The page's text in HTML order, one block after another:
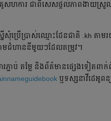
ហការ ជាពិសេស​ផ្តល់​ភាព​ងាយស្រួល​
ើប្រាស់​ឈ្មោះ​ដែនជាតិ .kh តាមរយៈ
ាមជំហាននីមួយៗដែលតម្រូវ។
ាប់ តម្លៃ និងព័ត៌មានផ្សេងទៀតពាក់
ឬទស្សនាវីដេអូព